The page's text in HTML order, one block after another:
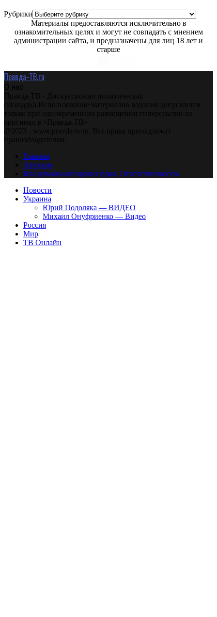
Рубрики
Материалы предоставляются исключительно в
ознакомительных целях и могут не совпадать с мнением
администрации сайта, и предназначены для лиц 18 лет и
старше
Правда-ТВ.ru
О нас
Правда-ТВ - Дискуссионно политическая
площадка.Использование материалов издания допускается
только при одновременном размещении гиперссылки на
оригинал в «Правда-ТВ»
@2023 - www.pravda-tv.ru. Все права принадлежат
правообладателям.
Главная
Авторам
Владельцам авторских прав. Ответственности.
Новости
Украина
Юрий Подоляка — ВИДЕО
Михаил Онуфриенко — Видео
Россия
Мир
ТВ Онлайн